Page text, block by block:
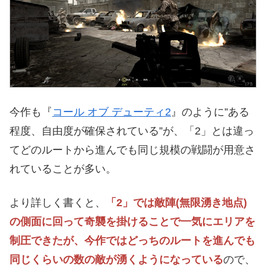
今作も『 コール オブ デューティ2 』のように”ある
程度、自由度が確保されている”が、「2」とは違っ
てどのルートから進んでも同じ規模の戦闘が用意さ
れていることが多い。
より詳しく書くと、
「2」では敵陣(無限湧き地点)
の側面に回って奇襲を掛けることで一気にエリアを
制圧できたが、今作ではどっちのルートを進んでも
同じくらいの数の敵が湧くようになっているので、